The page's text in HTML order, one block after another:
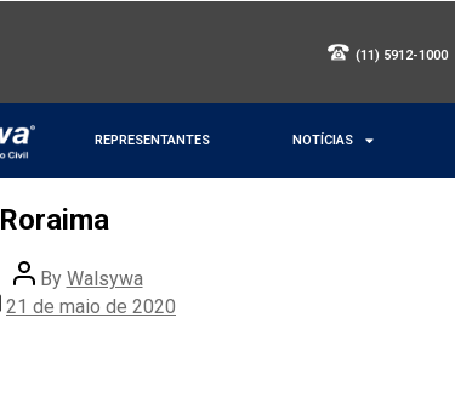
(11) 5912-1000
REPRESENTANTES NOTÍCIAS
Roraima
By Walsywa
21 de maio de 2020